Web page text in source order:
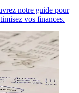
notre guide pour
vos finances.